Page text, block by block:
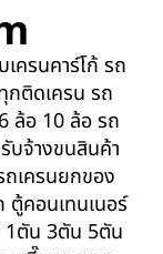
ครนคาร์โก้ รถ
กติดเครน รถ
ล้อ 10 ล้อ รถ
บจ้างขนสินค้า
เครนยกของ
คอนเทนเนอร์
1ตัน 3ตัน 5ตัน